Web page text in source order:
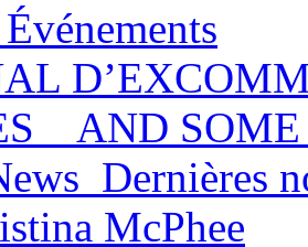
_ AND
McPhee